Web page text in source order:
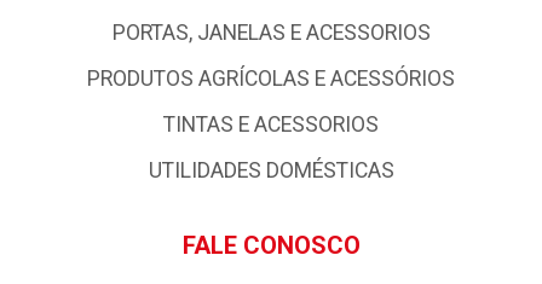
PORTAS, JANELAS E ACESSORIOS
PRODUTOS AGRÍCOLAS E ACESSÓRIOS
TINTAS E ACESSORIOS
UTILIDADES DOMÉSTICAS
FALE CONOSCO